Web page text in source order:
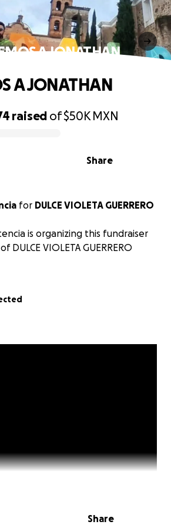
A JONATHAN
raised of$50K MXN
Share
A JONATHAN
for DULCE VIOLETA GUERRERO
is organizing this fundraiser
DULCE VIOLETA GUERRERO
Share